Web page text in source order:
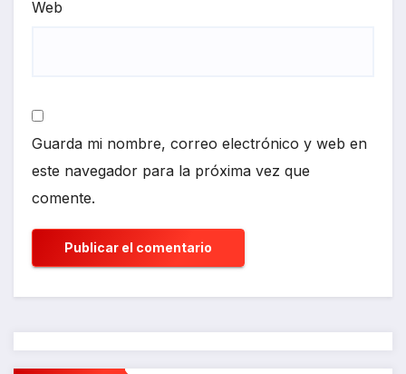
Web
Guarda mi nombre, correo electrónico y web en
este navegador para la próxima vez que
comente.